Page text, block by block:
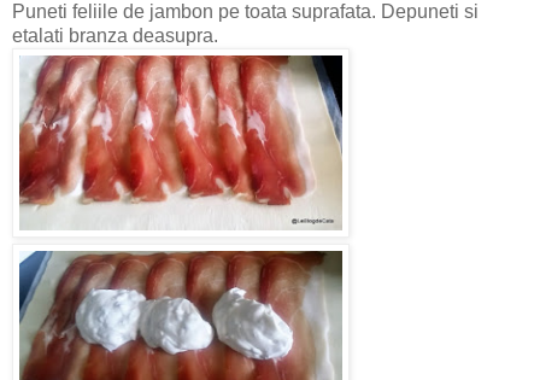
Puneti feliile de jambon pe toata suprafata. Depuneti si
etalati branza deasupra.